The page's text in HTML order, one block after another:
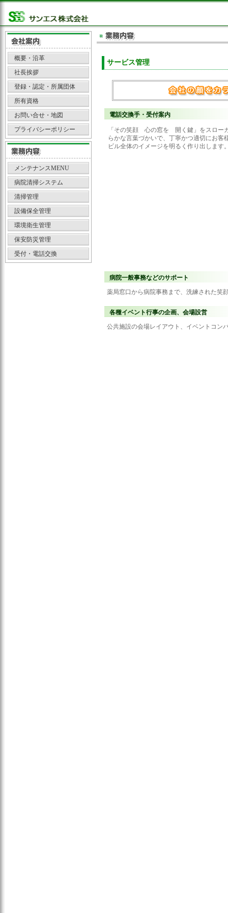
概要・沿革
社長挨拶
登録・認定・所属団体
所有資格
お問い合せ・地図
プライバシーポリシー
メンテナンスMENU
病院清掃システム
清掃管理
設備保全管理
環境衛生管理
保安防災管理
受付・電話交換
サービス管理
電話交換手・受付案内
「その笑顔 心の窓を 開く鍵」をスロー
らかな言葉づかいで、丁寧かつ適切にお客
ビル全体のイメージを明るく作り出します
病院一般事務などのサポート
薬局窓口から病院事務まで、洗練された笑
各種イベント行事の企画、会場設営
公共施設の会場レイアウト、イベントコン